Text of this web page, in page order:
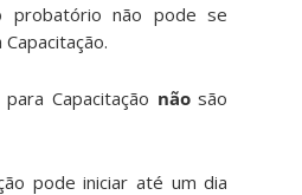
probatório não pode se
Capacitação nãosão
pode iniciar até um dia